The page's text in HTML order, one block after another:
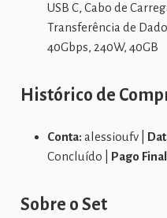
USB C, Cabo de
Transferência de
40Gbps, 240W, 40GB
Histórico de
Conta: alessioufv |
Concluído | Pago
Sobre o Set